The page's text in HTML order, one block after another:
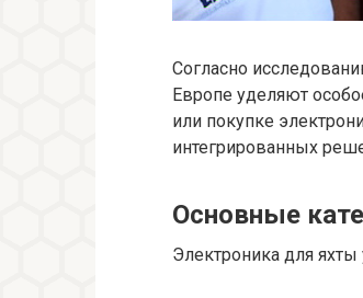
Согласно
Европе уделяют
или покупке
интегрированных
Основные
Электроника для